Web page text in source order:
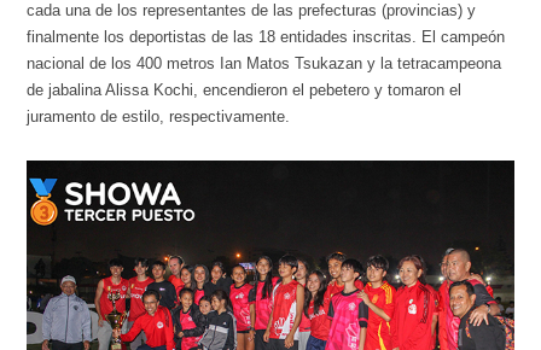
cada una de los representantes de las prefecturas (provincias) y
finalmente los deportistas de las 18 entidades inscritas. El campeón
nacional de los 400 metros Ian Matos Tsukazan y la tetracampeona
de jabalina Alissa Kochi, encendieron el pebetero y tomaron el
juramento de estilo, respectivamente.